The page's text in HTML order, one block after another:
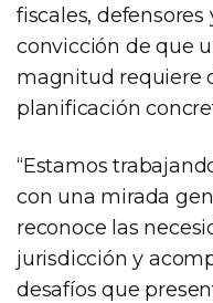
fiscales, defensores
convicción de que
magnitud requiere
planificación
“Estamos
con una mirada
reconoce las
jurisdicción y
desafíos que